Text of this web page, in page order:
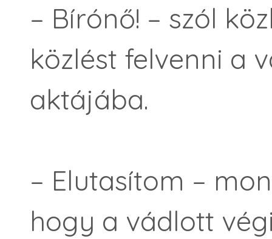
– Bírónő! – szól
közlést fel­venni a
aktájába.
– Elutasítom –
hogy a vád­lott